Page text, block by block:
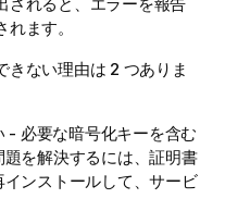
ます。
きない理由は 2 つありま
- 必要な暗号化キーを含む
を解決するには、証明書
ンストールして、サービ